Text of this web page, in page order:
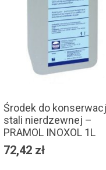
Środek do
stali nierdzewnej –
PRAMOL INOXOL 1L
72,42 zł